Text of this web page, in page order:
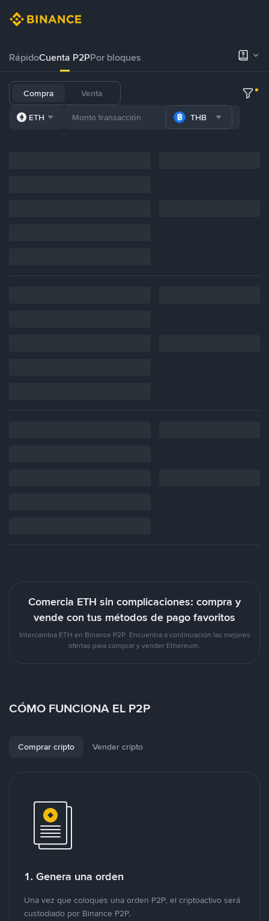
RápidoCuenta P2PPor bloques
Compra Venta
ETH THB
Comercia ETH sin complicaciones: compra y
vende con tus métodos de pago favoritos
Intercambia ETH en Binance P2P. Encuentra a continuación las mejores
ofertas para comprar y vender Ethereum.
CÓMO FUNCIONA EL P2P
Comprar cripto Vender cripto
1. Genera una orden
Una vez que coloques una orden P2P, el criptoactivo será
custodiado por Binance P2P.